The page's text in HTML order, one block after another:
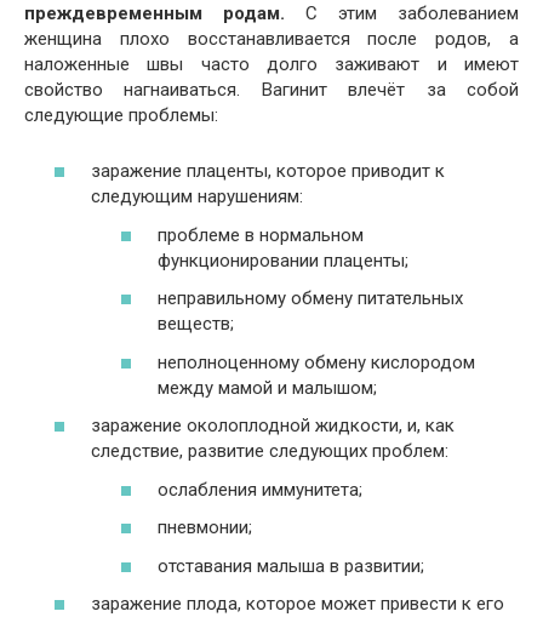
преждевременным родам. С этим заболеванием
женщина плохо восстанавливается после родов, а
наложенные швы часто долго заживают и имеют
свойство нагнаиваться. Вагинит влечёт за собой
следующие проблемы:
заражение плаценты, которое приводит к
следующим нарушениям:
проблеме в нормальном
функционировании плаценты;
неправильному обмену питательных
веществ;
неполноценному обмену кислородом
между мамой и малышом;
заражение околоплодной жидкости, и, как
следствие, развитие следующих проблем:
ослабления иммунитета;
пневмонии;
отставания малыша в развитии;
заражение плода, которое может привести к его